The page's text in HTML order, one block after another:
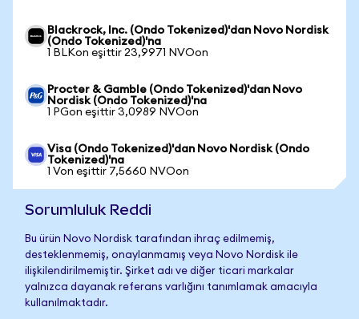
Blackrock, Inc. (Ondo Tokenized)'dan Novo Nordisk
(Ondo Tokenized)'na
1 BLKon eşittir 23,9971 NVOon
Procter & Gamble (Ondo Tokenized)'dan Novo
Nordisk (Ondo Tokenized)'na
1 PGon eşittir 3,0989 NVOon
Visa (Ondo Tokenized)'dan Novo Nordisk (Ondo
Tokenized)'na
1 Von eşittir 7,5660 NVOon
Sorumluluk Reddi
Bu ürün Novo Nordisk tarafından ihraç edilmemiş,
desteklenmemiş, onaylanmamış veya Novo Nordisk ile
ilişkilendirilmemiştir. Şirket adı ve diğer ticari markalar
yalnızca dayanak referans varlığını tanımlamak amacıyla
kullanılmaktadır.